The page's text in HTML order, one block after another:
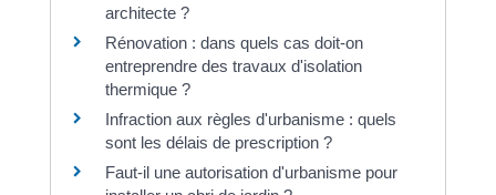
architecte ?
Rénovation : dans quels cas doit-on
entreprendre des travaux d'isolation
thermique ?
Infraction aux règles d'urbanisme : quels
sont les délais de prescription ?
Faut-il une autorisation d'urbanisme pour